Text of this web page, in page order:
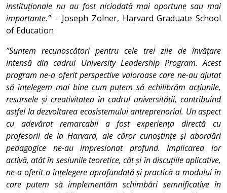
instituționale nu au fost niciodată mai oportune sau mai
importante.”– Joseph Zolner, Harvard Graduate School
of Education
”Suntem recunoscători pentru cele trei zile de învățare
intensă din cadrul University Leadership Program. Acest
program ne-a oferit perspective valoroase care ne-au ajutat
să înțelegem mai bine cum putem să echilibrăm acțiunile,
resursele și creativitatea în cadrul universității, contribuind
astfel la dezvoltarea ecosistemului antreprenorial. Un aspect
cu adevărat remarcabil a fost experiența directă cu
profesorii de la Harvard, ale căror cunoștințe și abordări
pedagogice ne-au impresionat profund. Implicarea lor
activă, atât în sesiunile teoretice, cât și în discuțiile aplicative,
ne-a oferit o înțelegere aprofundată și practică a modului în
care putem să implementăm schimbări semnificative în